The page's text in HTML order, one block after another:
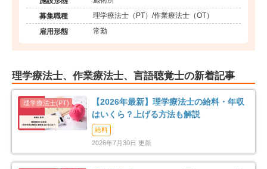
募集職種 理学療法士（PT）/作業療法士（OT）
雇用形態 常勤
理学療法士、作業療法士、言語聴覚士の新着記事
【2026年最新】理学療法士の給料・年収
はいくら？上げる方法も解説
給料
2026年7月30日 更新